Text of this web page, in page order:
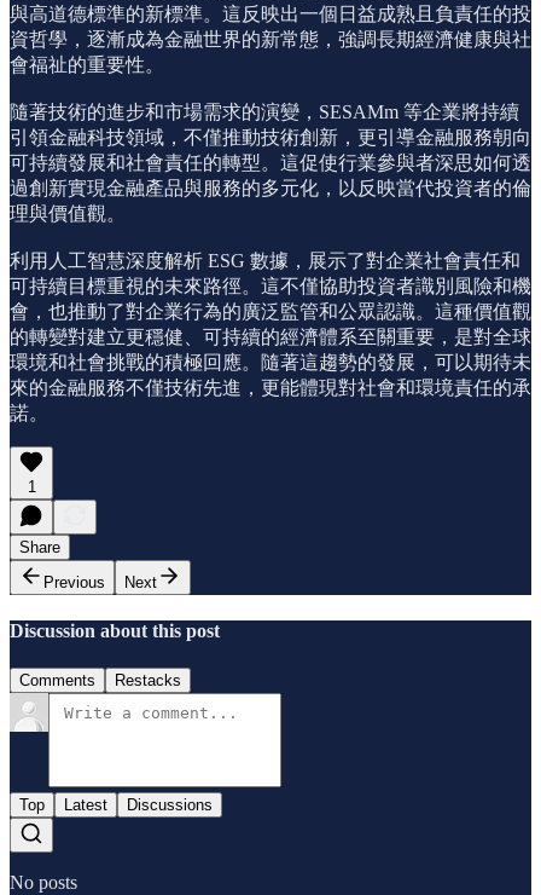
與高道德標準的新標準。這反映出一個日益成熟且負責任的投
資哲學，逐漸成為金融世界的新常態，強調長期經濟健康與社
會福祉的重要性。
隨著技術的進步和市場需求的演變，SESAMm 等企業將持續
引領金融科技領域，不僅推動技術創新，更引導金融服務朝向
可持續發展和社會責任的轉型。這促使行業參與者深思如何透
過創新實現金融產品與服務的多元化，以反映當代投資者的倫
理與價值觀。
利用人工智慧深度解析 ESG 數據，展示了對企業社會責任和
可持續目標重視的未來路徑。這不僅協助投資者識別風險和機
會，也推動了對企業行為的廣泛監管和公眾認識。這種價值觀
的轉變對建立更穩健、可持續的經濟體系至關重要，是對全球
環境和社會挑戰的積極回應。隨著這趨勢的發展，可以期待未
來的金融服務不僅技術先進，更能體現對社會和環境責任的承
諾。
1
Share
Previous
Next
Discussion about this post
Comments Restacks
Top Latest Discussions
No posts